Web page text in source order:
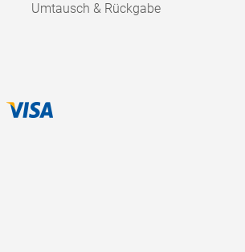
Umtausch & Rückgabe